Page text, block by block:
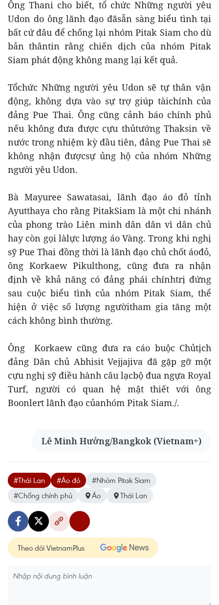
Ông Thani cho biết, tổ chức Những người yêu
Udon do ông lãnh đạo đãsẵn sàng biểu tình tại
bất cứ đâu để chống lại nhóm Pitak Siam cho dù
bản thântin rằng chiến dịch của nhóm Pitak
Siam phát động không mang lại kết quả.
Tổchức Những người yêu Udon sẽ tự thân vận
động, không dựa vào sự trợ giúp tàichính của
đảng Pue Thai. Ông cũng cảnh báo chính phủ
nếu không đưa được cựu thủtướng Thaksin về
nước trong nhiệm kỳ đầu tiên, đảng Pue Thai sẽ
không nhận đượcsự ủng hộ của nhóm Những
người yêu Udon.
Bà Mayuree Sawatasai, lãnh đạo áo đỏ tỉnh
Ayutthaya cho rằng PitakSiam là một chi nhánh
của phong trào Liên minh dân dân vì dân chủ
hay còn gọi làlực lượng áo Vàng. Trong khi nghị
sỹ Pue Thai đồng thời là lãnh đạo chủ chốt áođỏ,
ông Korkaew Pikulthong, cũng đưa ra nhận
định về khả năng có đảng phái chínhtrị đứng
sau cuộc biểu tình của nhóm Pitak Siam, thể
hiện ở việc số lượng ngườitham gia tăng một
cách không bình thường.
Ông Korkaew cũng đưa ra cáo buộc Chủtịch
đảng Dân chủ Abhisit Vejjajiva đã gặp gỡ một
cựu nghị sỹ điều hành câu lạcbộ đua ngựa Royal
Turf, người có quan hệ mật thiết với ông
Boonlert lãnh đạo củanhóm Pitak Siam./.
Lê Minh Hưởng/Bangkok (Vietnam+)
#Thái Lan #Áo đỏ
#Nhóm Pitak Siam
#Chống chính phủ
Áo Thái Lan
Theo dõi VietnamPlus